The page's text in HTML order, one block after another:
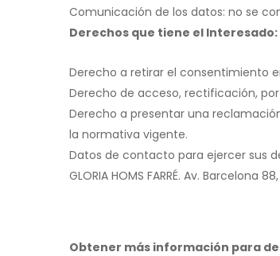
Comunicación de los datos: no se
Derechos que tiene el Interesado:
Derecho a retirar el consentimiento
Derecho de acceso, rectificación,
Derecho a presentar una
la normativa vigente.
Datos de contacto para ejercer sus
GLORIA HOMS FARRÉ. Av.
Obtener más información para